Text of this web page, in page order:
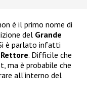
è il primo nome di
del Grande
è parlato infatti
Rettore. Difficile che
ma è probabile che
all’interno del